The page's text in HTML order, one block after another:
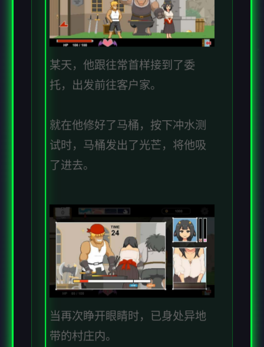
某天，他跟往常首样接到了委
托，出发前往客户家。
就在他修好了马桶，按下冲水测
试时，马桶发出了光芒，将他吸
了进去。
当再次睁开眼睛时，已身处异地
带的村庄内。